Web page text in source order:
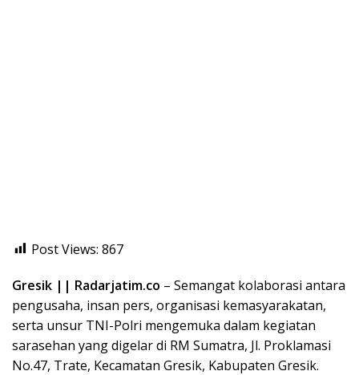
Post Views: 867
Gresik || Radarjatim.co – Semangat kolaborasi antara
pengusaha, insan pers, organisasi kemasyarakatan,
serta unsur TNI-Polri mengemuka dalam kegiatan
sarasehan yang digelar di RM Sumatra, Jl. Proklamasi
No.47, Trate, Kecamatan Gresik, Kabupaten Gresik.